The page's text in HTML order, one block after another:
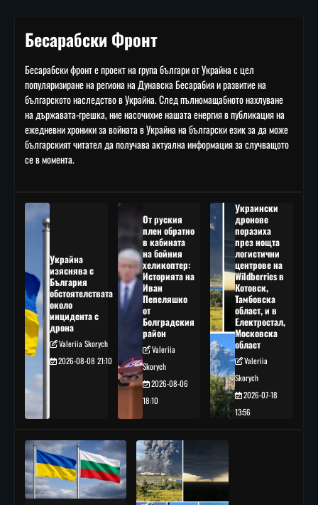
Бесарабски Фронт
Бесарабски фронт е проект на група българи от Украйна с цел
популяризиране на региона на Дунавска Бесарабия и развитие на
българското наследство в Украйна. След пълномащабното нахлуване
на държавата-грешка, ние насочихме нашата енергия в публикация на
ежедневни хроники за войната в Украйна на български език за да може
българският читател да получава актуална информация за случващото
се в момента.
Украйна
изяснява с
България
обстоятелствата
около
инцидента с
дрона
Valeriia Skorych
2026-08-08 21:10
От руския
плен обратно
в кабината
на бойния
хеликоптер:
Историята на
Иван
Пепеляшко
от
Болградския
район
Valeriia
Skorych
2026-08-06
18:10
Украински
дронове
поразиха
през нощта
логистични
центрове на
Wildberries в
Котовск,
Тамбовска
област, и в
Електростал,
Московска
област
Valeriia
Skorych
2026-07-18
13:56